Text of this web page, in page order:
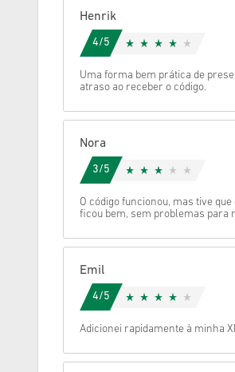
Cancelar
Henrik
4/5
Uma forma bem prática de
atraso ao receber o código.
Nora
3/5
O código funcionou, mas tive
ficou bem, sem problemas para
Emil
4/5
Adicionei rapidamente à minha